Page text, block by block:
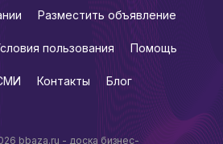
bbaza.ru - доска бизнес-
Разместить объявление
пользования Помощь
Контакты Блог